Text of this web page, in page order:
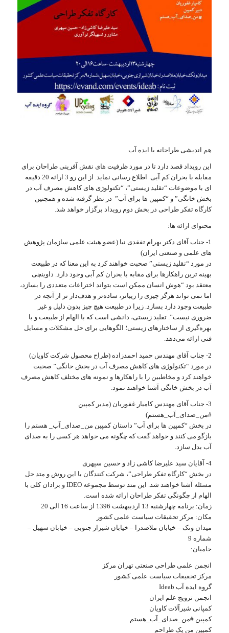
هم اندیشی طراحانه با ایده آب
این رویداد قصد دارد تا در مورد ظرفیت های نقش آفرینی طراحان برای
مقابله با بحران کم آبی اطلاع رسانی نماید. از این رو 3 ارائه 20 دقیقه
ای با موضوعات “تقلید زیستی”️، “تکنولوژی های کاهش مصرف آب در
بخش خانگی” و “کمپین ها برای آب” در نظر گرفته شده و همچنین
کارگاه تفکر طراحی در بخش دوم رویداد برگزار خواهد شد.
محتوای ارائه ها:
1- جناب آقای دکتر بهرام تفقدی نیا (عضو هیئت علمی سازمان پژوهش
های علمی و صنعتی ایران)
در مورد “تقلید زیستی” صحبت خواهند کرد به این معنا که در طبیعت
بهینه ترین راهکارها برای مقابه با بحران کم آبی وجود دارد. داوینچی
معتقد بود “هوش انسان ممکن است بتواند اختراعات متعددی را بسازد،
اما نمی تواند هرگز چیزی را زیباتر، ساده‌تر و هدف‌دار تر از آنچه در
طبیعت وجود دارد بسازد. زیرا در طبیعت هیچ چیز بدون دلیل و غیر
ضروری نیست”. تقلید زیستی، دانشی است که با الهام از طبیعت و با
بهره‌گیری از ساختارهای زیستی؛ الگوهایی برای حل مشکلات و مسایل
فنی ارائه می‌دهد.
2- جناب آقای مهندس حمید احمدزاده (طراح محصول شرکت کاویان)
در مورد “تکنولوژی های کاهش مصرف آب در بخش خانگی” صحبت
خواهند کرد و مخاطبین را با راهکارها و نمونه های مختلف کاهش مصرف
آب در بخش خانگی آشنا خواهند نمود.
3- جناب آقای مهندس کامیار غفوریان (مدیر کمپین
#من_صدای_آب_هستم)
در بخش “کمپین ها برای آب” داستان کمپین من_صدای_آب_ هستم را
بازگو می کنند و خواهد گفت که چگونه می خواهد هر کسی را به صدای
آب بدل سازد.
4- آقایان سید علیرضا کاشی زاد و حسین سپهری
در بخش “کارگاه تفکر طراحی”، شرکت کنندگان با این روش و متد حل
مسئله آشنا خواهند شد. این متد توسط مجموعه IDEO و برادان کلی با
الهام از چگونگی تفکر طراحان ارائه شده است.
زمان: برنامه چهارشنبه 13 اردیبهشت 1396 از ساعت 16 الی 20
مکان: مرکز تحقیقات سیاست علمی کشور
میدان ونک – خیابان ملاصدرا – خیابان شیراز جنوبی – خیابان سهیل –
شماره 9
حامیان:
انجمن علمی طراحی صنعتی تهران مرکز
مرکز تحقیقات سیاست علمی کشور
گروه ایده آب Ideab
انجمن ترویج علم ایران
کمپانی شیرآلات کاویان
کمپین #من_صدای_آب_هستم
کمپین من یک طراحم